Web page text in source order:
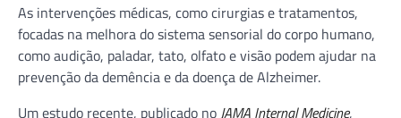
As intervenções médicas, como cirurgias e tratamentos,
focadas na melhora do sistema sensorial do corpo humano,
como audição, paladar, tato, olfato e visão podem ajudar na
prevenção da demência e da doença de Alzheimer.
Um estudo recente, publicado no JAMA Internal Medicine,